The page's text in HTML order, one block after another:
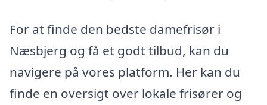
For at finde den bedste damefrisør i
Næsbjerg og få et godt tilbud, kan du
navigere på vores platform. Her kan du
finde en oversigt over lokale frisører og